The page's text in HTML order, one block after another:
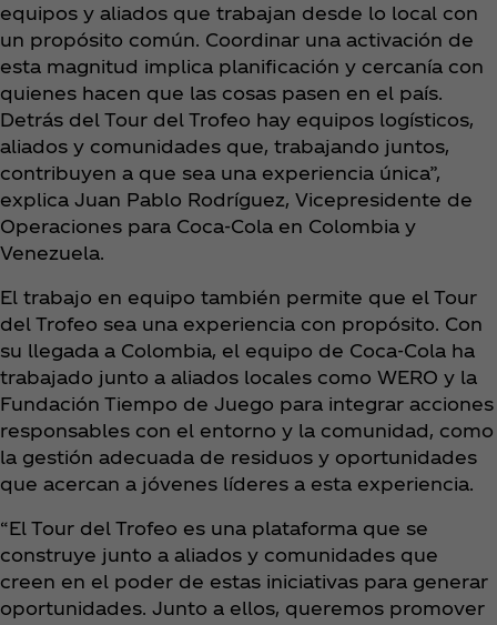
equipos y aliados que trabajan desde lo local con
un propósito común. Coordinar una activación de
esta magnitud implica planificación y cercanía con
quienes hacen que las cosas pasen en el país.
Detrás del Tour del Trofeo hay equipos logísticos,
aliados y comunidades que, trabajando juntos,
contribuyen a que sea una experiencia única”,
explica Juan Pablo Rodríguez, Vicepresidente de
Operaciones para Coca‑Cola en Colombia y
Venezuela.
El trabajo en equipo también permite que el Tour
del Trofeo sea una experiencia con propósito. Con
su llegada a Colombia, el equipo de Coca‑Cola ha
trabajado junto a aliados locales como WERO y la
Fundación Tiempo de Juego para integrar acciones
responsables con el entorno y la comunidad, como
la gestión adecuada de residuos y oportunidades
que acercan a jóvenes líderes a esta experiencia.
“El Tour del Trofeo es una plataforma que se
construye junto a aliados y comunidades que
creen en el poder de estas iniciativas para generar
oportunidades. Junto a ellos, queremos promover